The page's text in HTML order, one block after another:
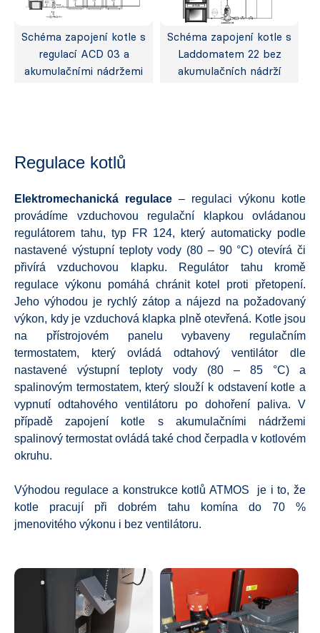
Schéma zapojení kotle s
regulací ACD 03 a
akumulačními nádržemi
Schéma zapojení kotle s
Laddomatem 22 bez
akumulačních nádrží
Regulace kotlů
Elektromechanická regulace – regulaci výkonu kotle
provádíme vzduchovou regulační klapkou ovládanou
regulátorem tahu, typ FR 124, který automaticky podle
nastavené výstupní teploty vody (80 – 90 °C) otevírá či
přivírá vzduchovou klapku. Regulátor tahu kromě
regulace výkonu pomáhá chránit kotel proti přetopení.
Jeho výhodou je rychlý zátop a nájezd na požadovaný
výkon, kdy je vzduchová klapka plně otevřená. Kotle jsou
na přístrojovém panelu vybaveny regulačním
termostatem, který ovládá odtahový ventilátor dle
nastavené výstupní teploty vody (80 – 85 °C) a
spalinovým termostatem, který slouží k odstavení kotle a
vypnutí odtahového ventilátoru po dohoření paliva. V
případě zapojení kotle s akumulačními nádržemi
spalinový termostat ovládá také chod čerpadla v kotlovém
okruhu.
Výhodou regulace a konstrukce kotlů ATMOS je i to, že
kotle pracují při dobrém tahu komína do 70 %
jmenovitého výkonu i bez ventilátoru.